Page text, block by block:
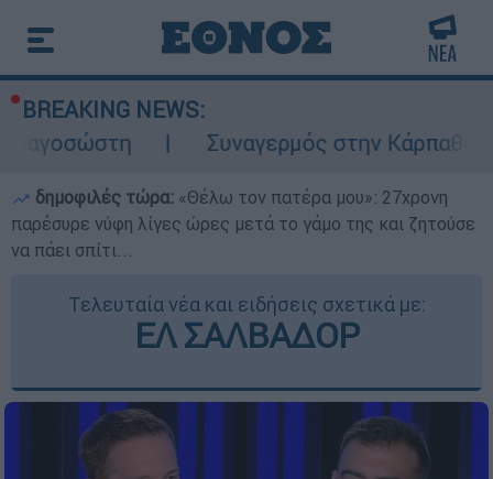
BREAKING NEWS:
Συναγερμός στην Κάρπαθο: Βρέθηκαν
δημοφιλές τώρα: «Θέλω τον πατέρα μου»: 27χρονη
παρέσυρε νύφη λίγες ώρες μετά το γάμο της και ζητούσε
να πάει σπίτι...
Τελευταία νέα και ειδήσεις σχετικά με:
ΕΛ ΣΑΛΒΑΔΟΡ